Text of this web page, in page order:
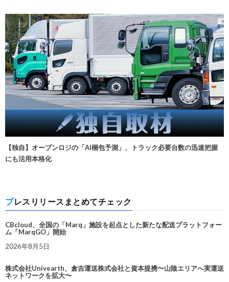
【独自】オープンロジの「AI梱包予測」、トラック必要台数の迅速把握
にも活用本格化
プレスリリースまとめてチェック
CBcloud、全国の「Marq」施設を起点とした新たな配送プラットフォー
ム「MarqGO」開始
2026年8月5日
株式会社Univearth、倉吉運送株式会社と資本提携〜山陰エリアへ実運送
ネットワークを拡大〜